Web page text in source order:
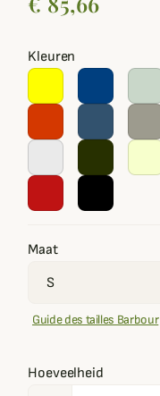
Kleuren
Maat
Guide des tailles Barbour
Hoeveelheid